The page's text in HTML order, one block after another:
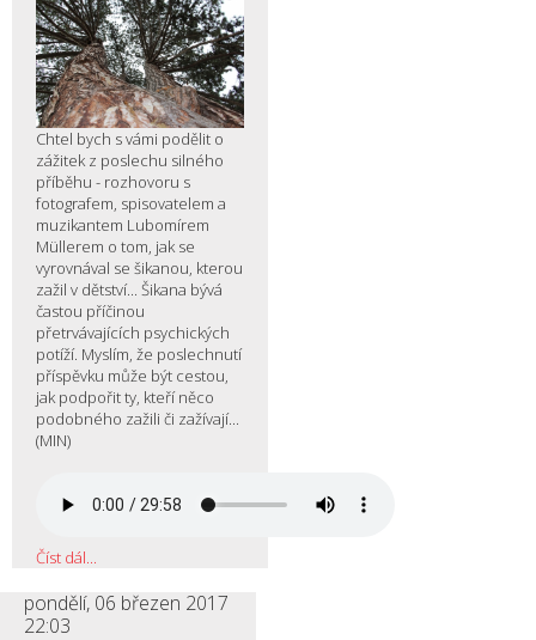
Chtel bych s vámi podělit o
zážitek z poslechu silného
příběhu - rozhovoru s
fotografem, spisovatelem a
muzikantem Lubomírem
Müllerem o tom, jak se
vyrovnával se šikanou, kterou
zažil v dětství... Šikana bývá
častou příčinou
přetrvávajících psychických
potíží. Myslím, že poslechnutí
příspěvku může být cestou,
jak podpořit ty, kteří něco
podobného zažili či zažívají...
(MIN)
Číst dál...
pondělí, 06 březen 2017
22:03